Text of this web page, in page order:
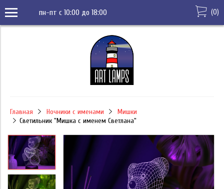
пн-пт с 10:00 до 18:00 (0)
Главная Ночники с именами
Мишки
Светильник "Мишка с именем Светлана"